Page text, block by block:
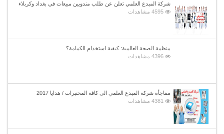
شركة المبدع العلمي تعلن عن طلب مندوبين مبيعات في بغداد وكربلاء
4595 مشاهدات
منظمة الصحة العالمية: كيفية استخدام الكمامة؟
4396 مشاهدات
مفاجأة شركة المبدع العلمي الى كافة المختبرات / هدايا 2017
4381 مشاهدات